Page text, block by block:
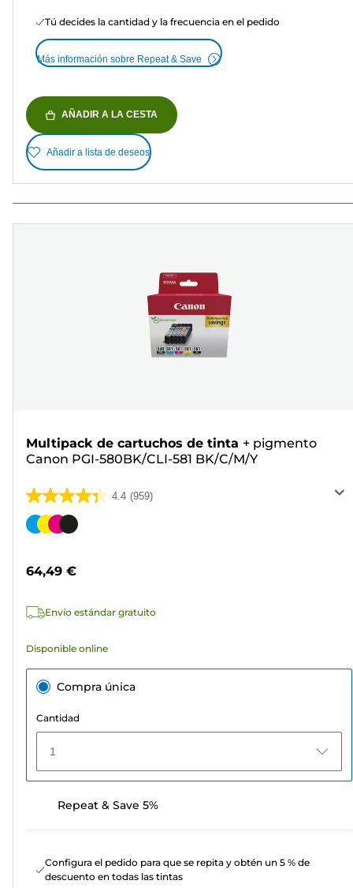
Tú decides la cantidad y la frecuencia en el pedido
Más información sobre Repeat & Save
AÑADIR A LA CESTA
Añadir a lista de deseos
Multipack de cartuchos de tinta + pigmento
Canon PGI-580BK/CLI-581 BK/C/M/Y
4.4 (959)
4.4
de
959
Cartucho
64,49 €
Envío estándar gratuito
Disponible online
Compra única
Cantidad
1
Repeat & Save 5%
Configura el pedido para que se repita y obtén un 5 % de
descuento en todas las tintas